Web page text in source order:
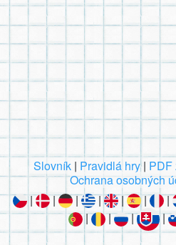
Slovník| Pravidlá hry| PDF
Ochrana osobných
|
| | | | | |
|
| | |